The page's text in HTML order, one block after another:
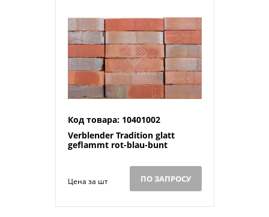
Код товара: 10401002
Verblender Tradition glatt
geflammt rot-blau-bunt
Цена за шт ПО ЗАПРОСУ